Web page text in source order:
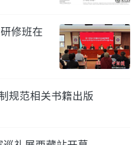
修班在
规范相关书籍出版